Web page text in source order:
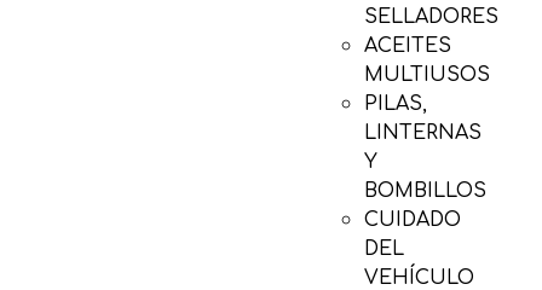
SELLADORES
ACEITES
MULTIUSOS
PILAS,
LINTERNAS
Y
BOMBILLOS
CUIDADO
DEL
VEHÍCULO